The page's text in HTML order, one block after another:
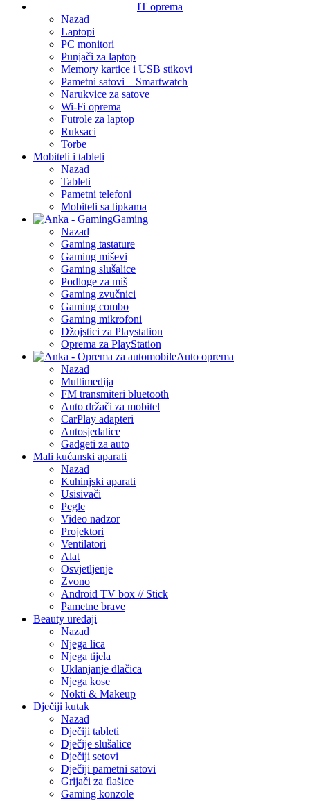
IT oprema
Nazad
Laptopi
PC monitori
Punjači za laptop
Memory kartice i USB stikovi
Pametni satovi – Smartwatch
Narukvice za satove
Wi-Fi oprema
Futrole za laptop
Ruksaci
Torbe
Mobiteli i tableti
Nazad
Tableti
Pametni telefoni
Mobiteli sa tipkama
Gaming
Nazad
Gaming tastature
Gaming miševi
Gaming slušalice
Podloge za miš
Gaming zvučnici
Gaming combo
Gaming mikrofoni
Džojstici za Playstation
Oprema za PlayStation
Auto oprema
Nazad
Multimedija
FM transmiteri bluetooth
Auto držači za mobitel
CarPlay adapteri
Autosjedalice
Gadgeti za auto
Mali kućanski aparati
Nazad
Kuhinjski aparati
Usisivači
Pegle
Video nadzor
Projektori
Ventilatori
Alat
Osvjetljenje
Zvono
Android TV box // Stick
Pametne brave
Beauty uređaji
Nazad
Njega lica
Njega tijela
Uklanjanje dlačica
Njega kose
Nokti & Makeup
Dječiji kutak
Nazad
Dječiji tableti
Dječije slušalice
Dječiji setovi
Dječiji pametni satovi
Grijači za flašice
Gaming konzole